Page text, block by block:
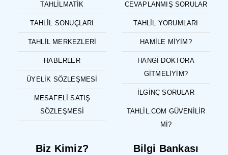
TAHLILMATIK
TAHLIL SONUÇLARI
TAHLIL MERKEZLERI
HABERLER
ÜYELIK SÖZLEŞMESI
MESAFELI SATIŞ
SÖZLEŞMESI
CEVAPLANMIŞ SORULAR
TAHLIL YORUMLARI
HAMILE MIYIM?
HANGI DOKTORA
GITMELIYIM?
İLGINÇ SORULAR
TAHLIL.COM GÜVENILIR
MI?
Biz Kimiz? Bilgi Bankası